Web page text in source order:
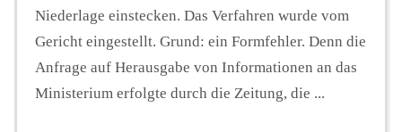
Niederlage einstecken. Das Verfahren wurde vom
Gericht eingestellt. Grund: ein Formfehler. Denn die
Anfrage auf Herausgabe von Informationen an das
Ministerium erfolgte durch die Zeitung, die ...